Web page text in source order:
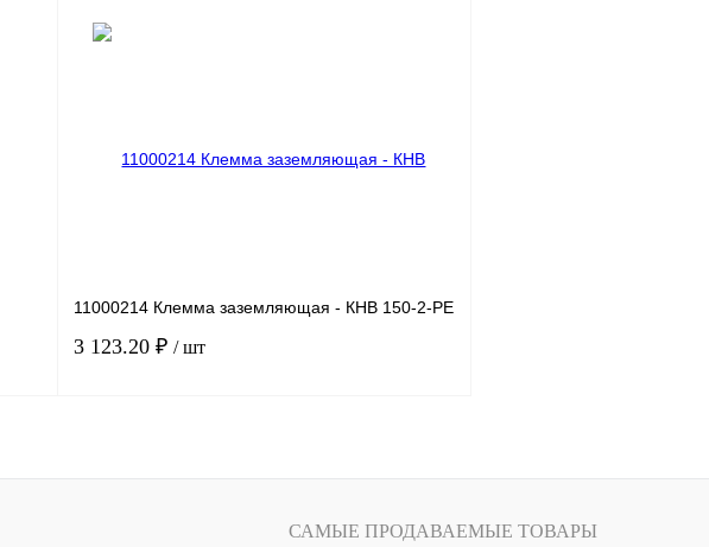
11000214 Клемма заземляющая - КНВ 150-2-РЕ
3 123.20 ₽ / шт
САМЫЕ ПРОДАВАЕМЫЕ ТОВАРЫ